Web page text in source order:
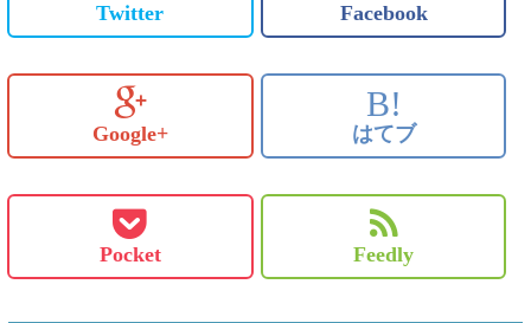
Twitter Facebook
Google+
B!
はてブ
Pocket Feedly